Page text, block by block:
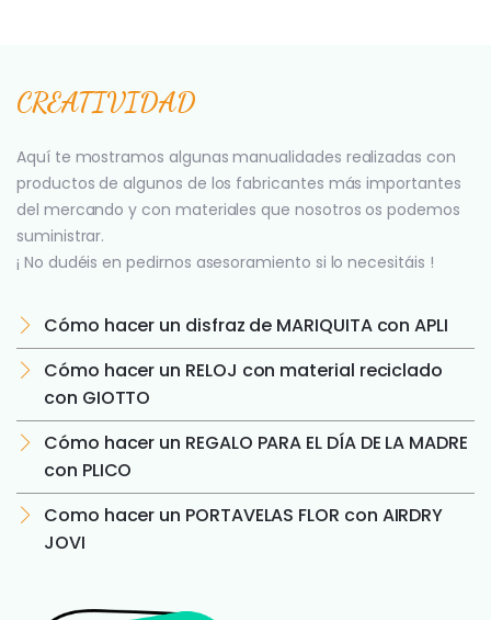
CREATIVIDAD
Aquí te mostramos algunas manualidades realizadas con
productos de algunos de los fabricantes más importantes
del mercando y con materiales que nosotros os podemos
suministrar.
¡ No dudéis en pedirnos asesoramiento si lo necesitáis !
Cómo hacer un disfraz de MARIQUITA con APLI
Cómo hacer un RELOJ con material reciclado
con GIOTTO
Cómo hacer un REGALO PARA EL DÍA DE LA MADRE
con PLICO
Como hacer un PORTAVELAS FLOR con AIRDRY
JOVI